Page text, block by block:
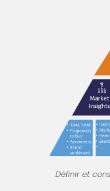
Définir et